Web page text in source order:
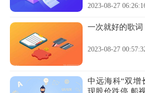
2023-08-27
一次就好的歌词
2023-08-27
中远海科“双增
现股价跌停 船